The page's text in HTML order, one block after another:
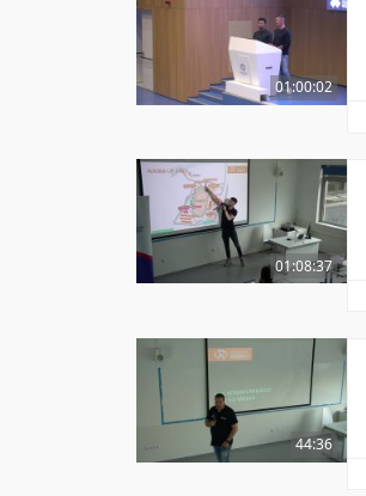
01:00:02
01:08:37
44:36